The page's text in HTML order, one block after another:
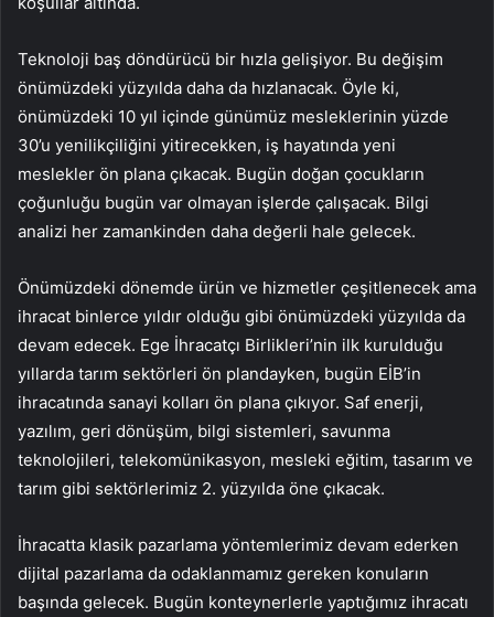
Teknoloji baş döndürücü bir hızla gelişiyor. Bu değişim
önümüzdeki yüzyılda daha da hızlanacak. Öyle ki,
önümüzdeki 10 yıl içinde günümüz mesleklerinin yüzde
30’u yenilikçiliğini yitirecekken, iş hayatında yeni
meslekler ön plana çıkacak. Bugün doğan çocukların
çoğunluğu bugün var olmayan işlerde çalışacak. Bilgi
analizi her zamankinden daha değerli hale gelecek.
Önümüzdeki dönemde ürün ve hizmetler çeşitlenecek ama
ihracat binlerce yıldır olduğu gibi önümüzdeki yüzyılda da
devam edecek. Ege İhracatçı Birlikleri’nin ilk kurulduğu
yıllarda tarım sektörleri ön plandayken, bugün EİB’in
ihracatında sanayi kolları ön plana çıkıyor. Saf enerji,
yazılım, geri dönüşüm, bilgi sistemleri, savunma
teknolojileri, telekomünikasyon, mesleki eğitim, tasarım ve
tarım gibi sektörlerimiz 2. yüzyılda öne çıkacak.
İhracatta klasik pazarlama yöntemlerimiz devam ederken
dijital pazarlama da odaklanmamız gereken konuların
başında gelecek. Bugün konteynerlerle yaptığımız ihracatı